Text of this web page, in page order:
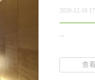
2020-12-16
...
查